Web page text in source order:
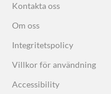
Kontakta oss
Om oss
Integritetspolicy
Villkor för användning
Accessibility